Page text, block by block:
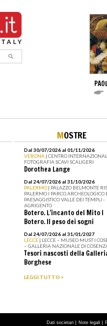
MOSTRE
Dal 30/07/2026 al 01/11/2026
VERONA | CENTRO
FOTOGRAFIA SCAVI SCALIGERI
Dorothea Lange
Dal 24/07/2026 al 31/10/2026
PALERMO | PALAZZO BELMONTE
PALERMO I PARCO ARCHEOLOGICO
PAESAGGISTICO VALLE DEI TEMPLI -
AGRIGENTO
Botero. L’incanto del Mito I
Botero. Il peso dei sogni
Dal 24/07/2026 al 31/01/2027
LECCE | LECCE – MUSEO MUST I
– GALLERIA NAZIONALE DI
Tesori nascosti della
Borghese
LEGGI TUTTO >
Dati societari Note legali